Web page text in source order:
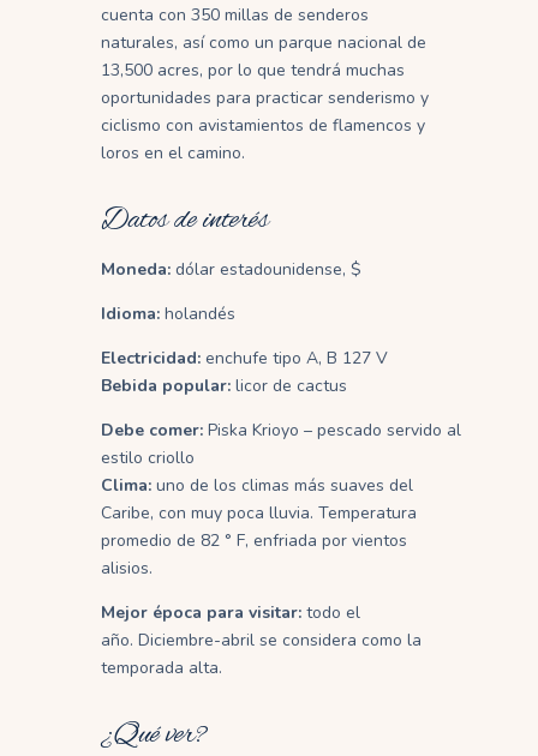
cuenta con 350 millas de senderos
naturales, así como un parque nacional de
13,500 acres, por lo que tendrá muchas
oportunidades para practicar senderismo y
ciclismo con avistamientos de flamencos y
loros en el camino.
Datos de interés
Moneda: dólar estadounidense, $
Idioma: holandés
Electricidad: enchufe tipo A, B 127 V
Bebida popular: licor de cactus
Debe comer: Piska Krioyo – pescado servido al
estilo criollo
Clima: uno de los climas más suaves del
Caribe, con muy poca lluvia. Temperatura
promedio de 82 ° F, enfriada por vientos
alisios.
Mejor época para visitar: todo el
año. Diciembre-abril se considera como la
temporada alta.
¿Qué ver?